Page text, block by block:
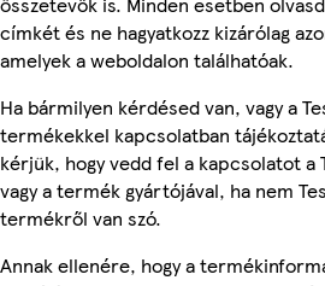
címkét és ne hagyatkozz kizárólag
amelyek a weboldalon találhatóak.
Ha bármilyen kérdésed van, vagy a
termékekkel kapcsolatban
kérjük, hogy vedd fel a kapcsolatot a
vagy a termék gyártójával, ha nem
termékről van szó.
Annak ellenére, hogy a